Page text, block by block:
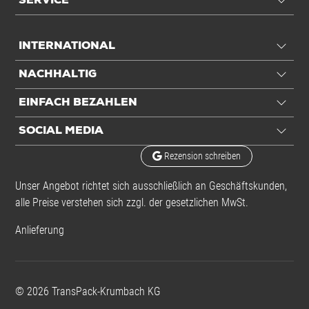
INTERNATIONAL
NACHHALTIG
EINFACH BEZAHLEN
SOCIAL MEDIA
Rezension schreiben
Unser Angebot richtet sich ausschließlich an Geschäftskunden,
alle Preise verstehen sich zzgl. der gesetzlichen MwSt.
Anlieferung
© 2026 TransPack-Krumbach KG